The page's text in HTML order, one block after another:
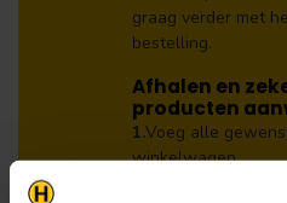
graag verder met
bestelling.
Afhalen en
producten
1.Voeg alle
winkelwagen.